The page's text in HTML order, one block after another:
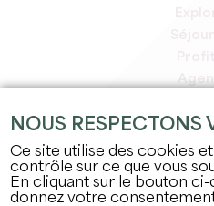
Espace
Espace
Emplois
Mentions
NOUS RESPECTONS
Ce site utilise des cookies
contrôle sur ce que vous
En cliquant sur le bouton
donnez votre